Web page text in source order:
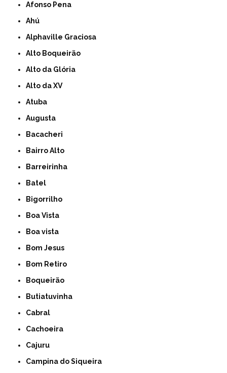
Afonso Pena
Ahú
Alphaville Graciosa
Alto Boqueirão
Alto da Glória
Alto da XV
Atuba
Augusta
Bacacheri
Bairro Alto
Barreirinha
Batel
Bigorrilho
Boa Vista
Boa vista
Bom Jesus
Bom Retiro
Boqueirão
Butiatuvinha
Cabral
Cachoeira
Cajuru
Campina do Siqueira